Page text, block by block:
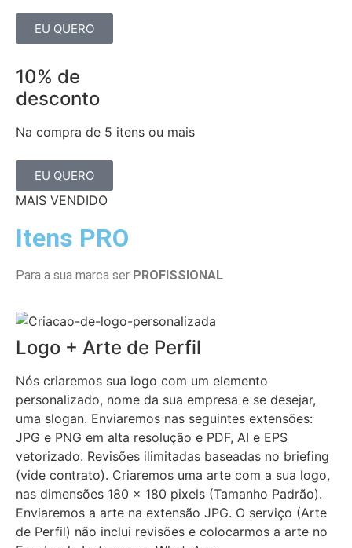
EU QUERO
10% de
desconto
Na compra de 5 itens ou mais
EU QUERO
MAIS VENDIDO
Itens PRO
Para a sua marca ser PROFISSIONAL
Logo + Arte de Perfil
Nós criaremos sua logo com um elemento
personalizado, nome da sua empresa e se desejar,
uma slogan. Enviaremos nas seguintes extensões:
JPG e PNG em alta resolução e PDF, AI e EPS
vetorizado. Revisões ilimitadas baseadas no briefing
(vide contrato). Criaremos uma arte com a sua logo,
nas dimensões 180 x 180 pixels (Tamanho Padrão).
Enviaremos a arte na extensão JPG. O serviço (Arte
de Perfil) não inclui revisões e colocarmos a arte no